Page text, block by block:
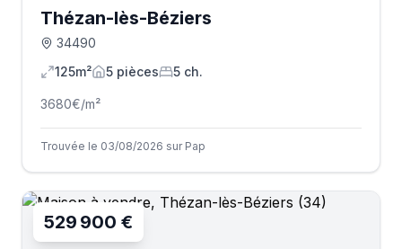
Thézan-lès-Béziers
34490
125m²
5 pièces 5 ch.
3680€/m²
Trouvée le 03/08/2026 sur Pap
529 900 €